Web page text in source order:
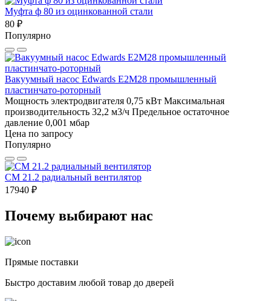
Муфта ф 80 из оцинкованной стали
80 ₽
Популярно
Вакуумный насос Edwards E2M28 промышленный
пластинчато-роторный
Мощность электродвигателя 0,75 кВт Максимальная
производительность 32,2 м3/ч Предельное остаточное
давление 0,001 мбар
Цена по запросу
Популярно
CM 21.2 радиальный вентилятор
17940 ₽
Почему выбирают нас
Прямые поставки
Быстро доставим любой товар до дверей